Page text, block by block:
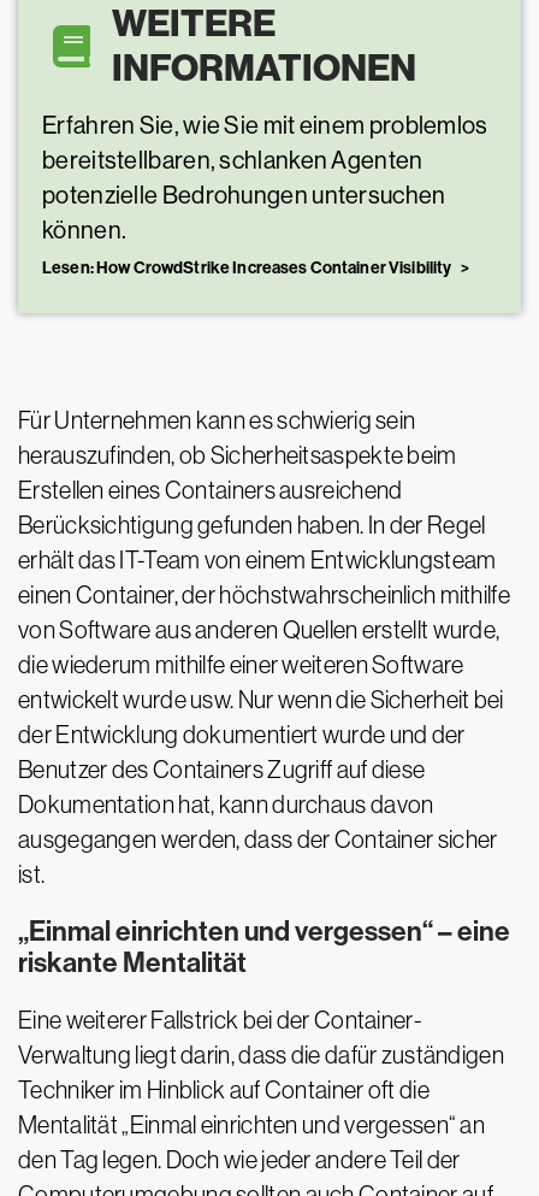
WEITERE
INFORMATIONEN
Erfahren Sie, wie Sie mit einem problemlos
bereitstellbaren, schlanken Agenten
potenzielle Bedrohungen untersuchen
können.
Lesen: How CrowdStrike Increases Container Visibility
Für Unternehmen kann es schwierig sein
herauszufinden, ob Sicherheitsaspekte beim
Erstellen eines Containers ausreichend
Berücksichtigung gefunden haben. In der Regel
erhält das IT-Team von einem Entwicklungsteam
einen Container, der höchstwahrscheinlich mithilfe
von Software aus anderen Quellen erstellt wurde,
die wiederum mithilfe einer weiteren Software
entwickelt wurde usw. Nur wenn die Sicherheit bei
der Entwicklung dokumentiert wurde und der
Benutzer des Containers Zugriff auf diese
Dokumentation hat, kann durchaus davon
ausgegangen werden, dass der Container sicher
ist.
„Einmal einrichten und vergessen“ – eine
riskante Mentalität
Eine weiterer Fallstrick bei der Container-
Verwaltung liegt darin, dass die dafür zuständigen
Techniker im Hinblick auf Container oft die
Mentalität „Einmal einrichten und vergessen“ an
den Tag legen. Doch wie jeder andere Teil der